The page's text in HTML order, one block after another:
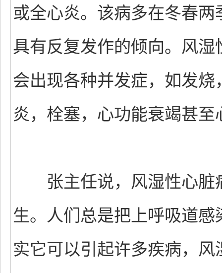
或全心炎。该病多在冬春
具有反复发作的倾向。风
会出现各种并发症，如发
炎，栓塞，心功能衰竭甚
张主任说，风湿性心脏
生。人们总是把上呼吸道
实它可以引起许多疾病，